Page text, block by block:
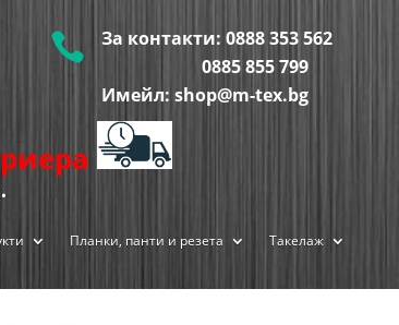
 За контакти:0888 353 562
0885 855799
Имейл: shop@m-tex.bg
Планки, панти и резета Такелаж